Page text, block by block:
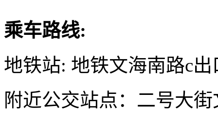
乘车路线:
地铁站: 地铁文海南路c出
附近公交站点：二号大